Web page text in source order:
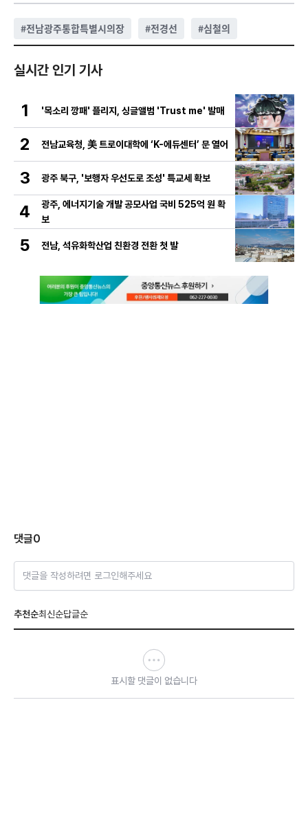
#전남광주통합특별시의장 #전경선 #심철의
실시간 인기 기사
1 '목소리 깡패' 플리지, 싱글앨범 'Trust me' 발매
2 전남교육청, 美 트로이대학에 ‘K-에듀센터’ 문 열어
3 광주 북구, '보행자 우선도로 조성' 특교세 확보
4
광주, 에너지기술 개발 공모사업 국비 525억 원 확
보
5 전남, 석유화학산업 친환경 전환 첫 발
댓글0
댓글을 작성하려면 로그인해주세요
추천순최신순답글순
표시할 댓글이 없습니다